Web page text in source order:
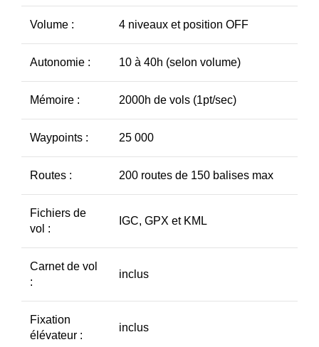
Volume : 4 niveaux et position OFF
Autonomie : 10 à 40h (selon volume)
Mémoire : 2000h de vols (1pt/sec)
Waypoints : 25 000
Routes : 200 routes de 150 balises max
Fichiers de
vol :
IGC, GPX et KML
Carnet de vol
:
inclus
Fixation
élévateur :
inclus